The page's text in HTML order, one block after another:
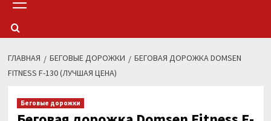
меню
ГЛАВНАЯ БЕГОВЫЕ ДОРОЖКИ
БЕГОВАЯ ДОРОЖКА DOMSEN
FITNESS F-130 (ЛУЧШАЯ ЦЕНА)
Беговые дорожки